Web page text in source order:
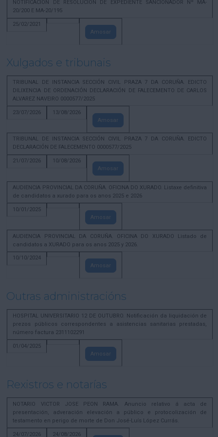
NOTIFICACION DE RESOLUCION DE EXPEDIENTE SANCIONADOR Nº MA-
20/200 E MA-20/195
25/02/2021
Amosar
Xulgados e tribunais
TRIBUNAL DE INSTANCIA SECCIÓN CIVIL PRAZA 7 DA CORUÑA. EDICTO
DILIXENCIA DE ORDENACIÓN DECLARACIÓN DE FALECEMENTO DE CARLOS
ALVAREZ NAVEIRO 0000577/2025
23/07/2026
13/08/2026
Amosar
TRIBUNAL DE INSTANCIA SECCIÓN CIVIL PRAZA 7 DA CORUÑA. EDICTO
DECLARACIÓN DE FALECEMENTO 0000577/2025
21/07/2026
10/08/2026
Amosar
AUDIENCIA PROVINCIAL DA CORUÑA. OFICINA DO XURADO. Listaxe definitiva
de candidatos a xurado para os anos 2025 e 2026
10/01/2025
Amosar
AUDIENCIA PROVINCIAL DA CORUÑA. OFICINA DO XURADO Listado de
candidatos a XURADO para os anos 2025 y 2026.
10/10/2024
Amosar
Outras administracións
HOSPITAL UNIVERSITARIO 12 DE OUTUBRO. Notificación da liquidación de
prezos públicos correspondentes a asistencias sanitarias prestadas,
número factura 2311102291
01/04/2025
Amosar
Rexistros e notarías
NOTARIO VICTOR JOSE PEON RAMA. Anuncio relativo á acta de
presentación, adveración elevación a público e protocolización de
testamento en perigo de morte de Don José-Luís López Currás.
24/07/2026
24/08/2026